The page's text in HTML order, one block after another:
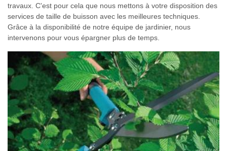
travaux. C'est pour cela que nous mettons à votre disposition des
services de taille de buisson avec les meilleures techniques.
Grâce à la disponibilité de notre équipe de jardinier, nous
intervenons pour vous épargner plus de temps.